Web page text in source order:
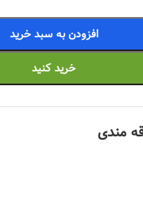
افزودن به سبد خرید
خرید کنید
مندی